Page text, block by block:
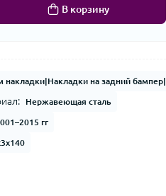
В корзину
на задний бампер|Защитные хром накладки на бампер
Нержавеющая сталь
гг